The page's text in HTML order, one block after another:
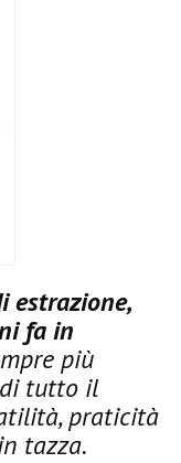
estrazione,
fa in
più
tutto il
praticità
tazza.